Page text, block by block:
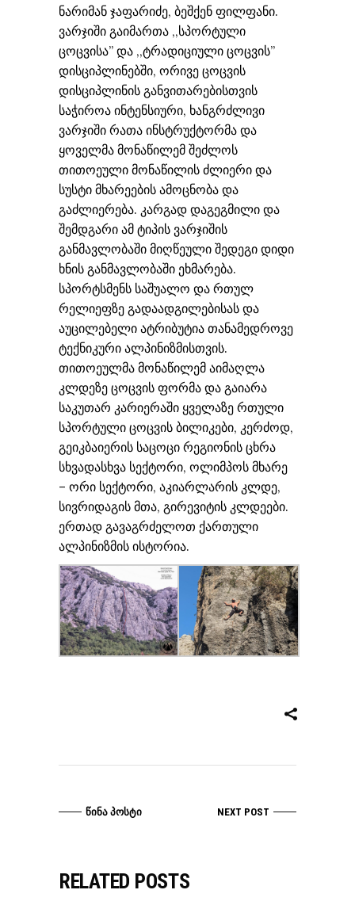
ნარიმან ჯაფარიძე, ბეშქენ ფილფანი.
ვარჯიში გაიმართა ,,სპორტული
ცოცვისა” და ,,ტრადიციული ცოცვის”
დისციპლინებში, ორივე ცოცვის
დისციპლინის განვითარებისთვის
საჭიროა ინტენსიური, ხანგრძლივი
ვარჯიში რათა ინსტრუქტორმა და
ყოველმა მონაწილემ შეძლოს
თითოეული მონაწილის ძლიერი და
სუსტი მხარეების ამოცნობა და
გაძლიერება. კარგად დაგეგმილი და
შემდგარი ამ ტიპის ვარჯიშის
განმავლობაში მიღწეული შედეგი დიდი
ხნის განმავლობაში ეხმარება.
სპორტსმენს საშუალო და რთულ
რელიეფზე გადაადგილებისას და
აუცილებელი ატრიბუტია თანამედროვე
ტექნიკური ალპინიზმისთვის.
თითოეულმა მონაწილემ აიმაღლა
კლდეზე ცოცვის ფორმა და გაიარა
საკუთარ კარიერაში ყველაზე რთული
სპორტული ცოცვის ბილიკები, კერძოდ,
გეიკბაიერის საცოცი რეგიონის ცხრა
სხვადასხვა სექტორი, ოლიმპოს მხარე
– ორი სექტორი, აკიარლარის კლდე,
სივრიდაგის მთა, გირევიტის კლდეები.
ერთად გავაგრძელოთ ქართული
ალპინიზმის ისტორია.
ᲬᲘᲜᲐ ᲞᲝᲡᲢᲘ NEXT POST
RELATED POSTS